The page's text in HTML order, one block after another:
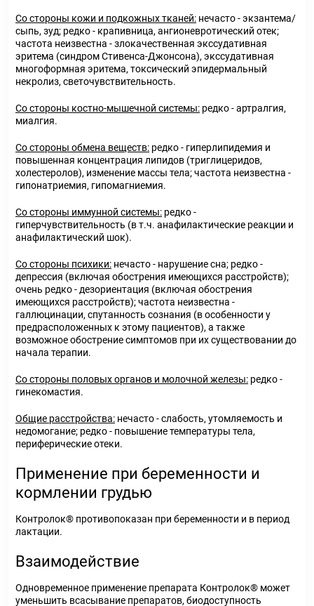
Со стороны кожи и подкожных тканей: нечасто - экзантема/
сыпь, зуд; редко - крапивница, ангионевротический отек;
частота неизвестна - злокачественная экссудативная
эритема (синдром Стивенса-Джонсона), экссудативная
многоформная эритема, токсический эпидермальный
некролиз, светочувствительность.
Со стороны костно-мышечной системы: редко - артралгия,
миалгия.
Со стороны обмена веществ: редко - гиперлипидемия и
повышенная концентрация липидов (триглицеридов,
холестеролов), изменение массы тела; частота неизвестна -
гипонатриемия, гипомагниемия.
Со стороны иммунной системы: редко -
гиперчувствительность (в т.ч. анафилактические реакции и
анафилактический шок).
Со стороны психики: нечасто - нарушение сна; редко -
депрессия (включая обострения имеющихся расстройств);
очень редко - дезориентация (включая обострения
имеющихся расстройств); частота неизвестна -
галлюцинации, спутанность сознания (в особенности у
предрасположенных к этому пациентов), а также
возможное обострение симптомов при их существовании до
начала терапии.
Со стороны половых органов и молочной железы: редко -
гинекомастия.
Общие расстройства: нечасто - слабость, утомляемость и
недомогание; редко - повышение температуры тела,
периферические отеки.
Применение при беременности и
кормлении грудью
Контролок® противопоказан при беременности и в период
лактации.
Взаимодействие
Одновременное применение препарата Контролок® может
уменьшить всасывание препаратов, биодоступность